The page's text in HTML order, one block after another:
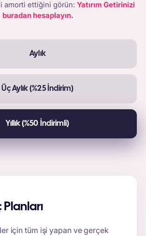
amorti ettiğini görün: Yatırım Getirinizi
buradan hesaplayın.
Aylık
Üç Aylık (%25 İndirim)
Yıllık (%50 İndirimli)
Planları
için tüm işi yapan ve gerçek